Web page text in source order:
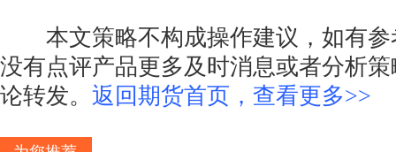
本文策略不构成操作建议，如有参
没有点评产品更多及时消息或者分析
论转发。 返回期货首页，查看更多>>